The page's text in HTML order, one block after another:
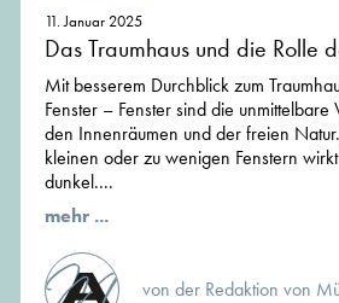
11. Januar 2025
Das Traumhaus und die Rolle
Mit besserem Durchblick zum
Fenster – Fenster sind die
den Innenräumen und der freien
kleinen oder zu wenigen Fenstern
dunkel....
mehr ...
von der Redaktion von